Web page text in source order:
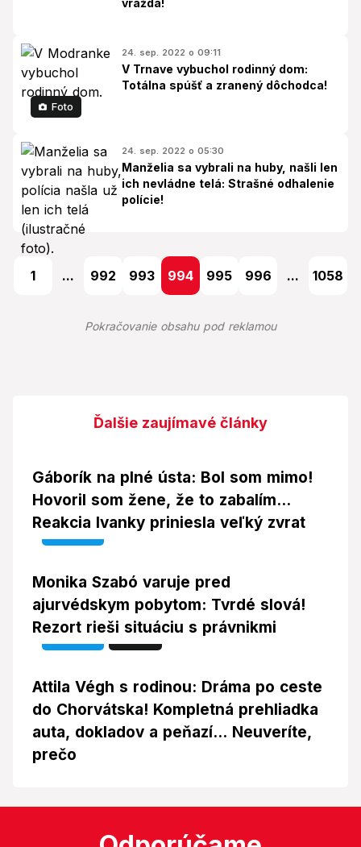
vražda!
Foto
24. sep. 2022 o 09:11
V Trnave vybuchol rodinný dom:
Totálna spúšť a zranený dôchodca!
24. sep. 2022 o 05:30
Manželia sa vybrali na huby, našli len
ich nevládne telá: Strašné odhalenie
polície!
1 ... 992 993 994 995 996 ... 1058
Pokračovanie obsahu pod reklamou
Ďalšie zaujímavé články
Gáborík na plné ústa: Bol som mimo!
Hovoril som žene, že to zabalím...
Reakcia Ivanky priniesla veľký zvrat
Video
Monika Szabó varuje pred
ajurvédskym pobytom: Tvrdé slová!
Rezort rieši situáciu s právnikmi
Video Foto
Attila Végh s rodinou: Dráma po ceste
do Chorvátska! Kompletná prehliadka
auta, dokladov a peňazí... Neuveríte,
prečo